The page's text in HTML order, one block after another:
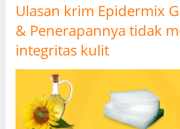
Ulasan krim Epidermix
& Penerapannya tidak
integritas kulit